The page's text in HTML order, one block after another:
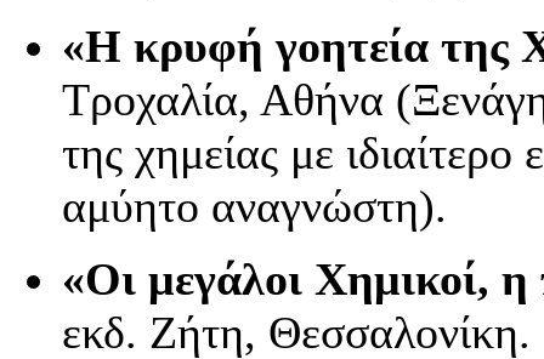
«Η κρυφή γοητεία της
Τροχαλία, Αθήνα
της χημείας με
αμύητο αναγνώστη).
«Οι μεγάλοι Χημικοί,
εκδ. Ζήτη, Θεσσαλονίκη.